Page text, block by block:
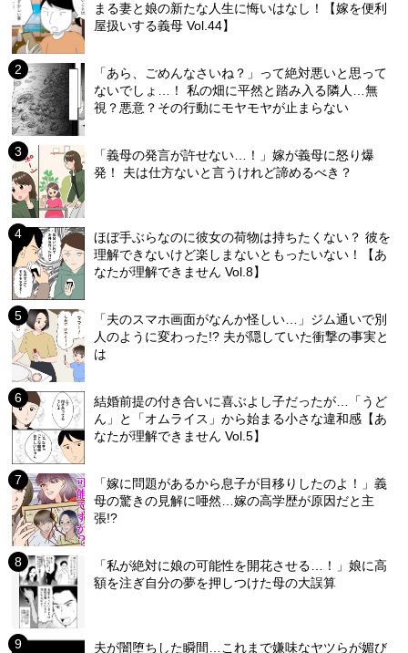
まる妻と娘の新たな人生に悔いはなし！【嫁を便利
屋扱いする義母 Vol.44】
「あら、ごめんなさいね？」って絶対悪いと思って
ないでしょ…！ 私の畑に平然と踏み入る隣人…無
視？悪意？その行動にモヤモヤが止まらない
「義母の発言が許せない…！」嫁が義母に怒り爆
発！ 夫は仕方ないと言うけれど諦めるべき？
ほぼ手ぶらなのに彼女の荷物は持ちたくない？ 彼を
理解できないけど楽しまないともったいない！【あ
なたが理解できません Vol.8】
「夫のスマホ画面がなんか怪しい…」ジム通いで別
人のように変わった!? 夫が隠していた衝撃の事実と
は
結婚前提の付き合いに喜ぶよし子だったが…「うど
ん」と「オムライス」から始まる小さな違和感【あ
なたが理解できません Vol.5】
「嫁に問題があるから息子が目移りしたのよ！」義
母の驚きの見解に唖然…嫁の高学歴が原因だと主
張!?
「私が絶対に娘の可能性を開花させる…！」娘に高
額を注ぎ自分の夢を押しつけた母の大誤算
夫が闇堕ちした瞬間…これまで嫌味なヤツらが媚び